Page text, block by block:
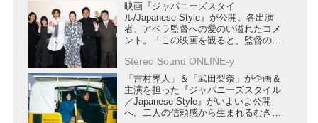
映画『ジャパニーズスタイ
ル/Japanese Style』が公開。各出演
者、アベラ監督への愛のい溢れたコメ
ント。「この映画を観ると、監督のこ
Stereo Sound ONLINE-y
「吉村界人」＆「武田梨奈」が企画＆
主演を担った『ジャパニーズスタイル
／Japanese Style』がいよいよ公開
へ。二人の信頼感から生まれるむき出